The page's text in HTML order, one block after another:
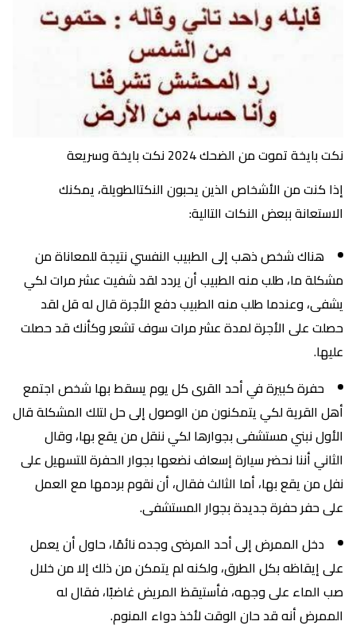
نكت بايخة تموت من الضحك 2024 نكت بايخة وسريعة
إذا كنت من الأشخاص الذين يحبون النكتالطويلة، يمكنك
الاستعانة ببعض النكات التالية:
هناك شخص ذهب إلى الطبيب النفسي نتيجة للمعاناة من
مشكلة ما، طلب منه الطبيب أن يردد لقد شفيت عشر مرات لكي
يشفى، وعندما طلب منه الطبيب دفع الأجرة قال له قل لقد
حصلت على الأجرة لمدة عشر مرات سوف تشعر وكأنك قد حصلت
عليها.
حفرة كبيرة في أحد القرى كل يوم يسقط بها شخص اجتمع
أهل القرية لكي يتمكنون من الوصول إلى حل لتلك المشكلة قال
الأول نبني مستشفى بجوارها لكي ننقل من يقع بها، وقال
الثاني أننا نحضر سيارة إسعاف نضعها بجوار الحفرة للتسهيل على
نفل من يقع بها، أما الثالث فقال، أن نقوم بردمها مع العمل
على حفر حفرة جديدة بجوار المستشفى.
دخل الممرض إلى أحد المرضى وجده نائمًا، حاول أن يعمل
على إيقاظه بكل الطرق، ولكنه لم يتمكن من ذلك إلا من خلال
صب الماء على وجهه، فأستيقظ المريض غاضبًا، فقال له
الممرض أنه قد حان الوقت لأخذ دواء المنوم.